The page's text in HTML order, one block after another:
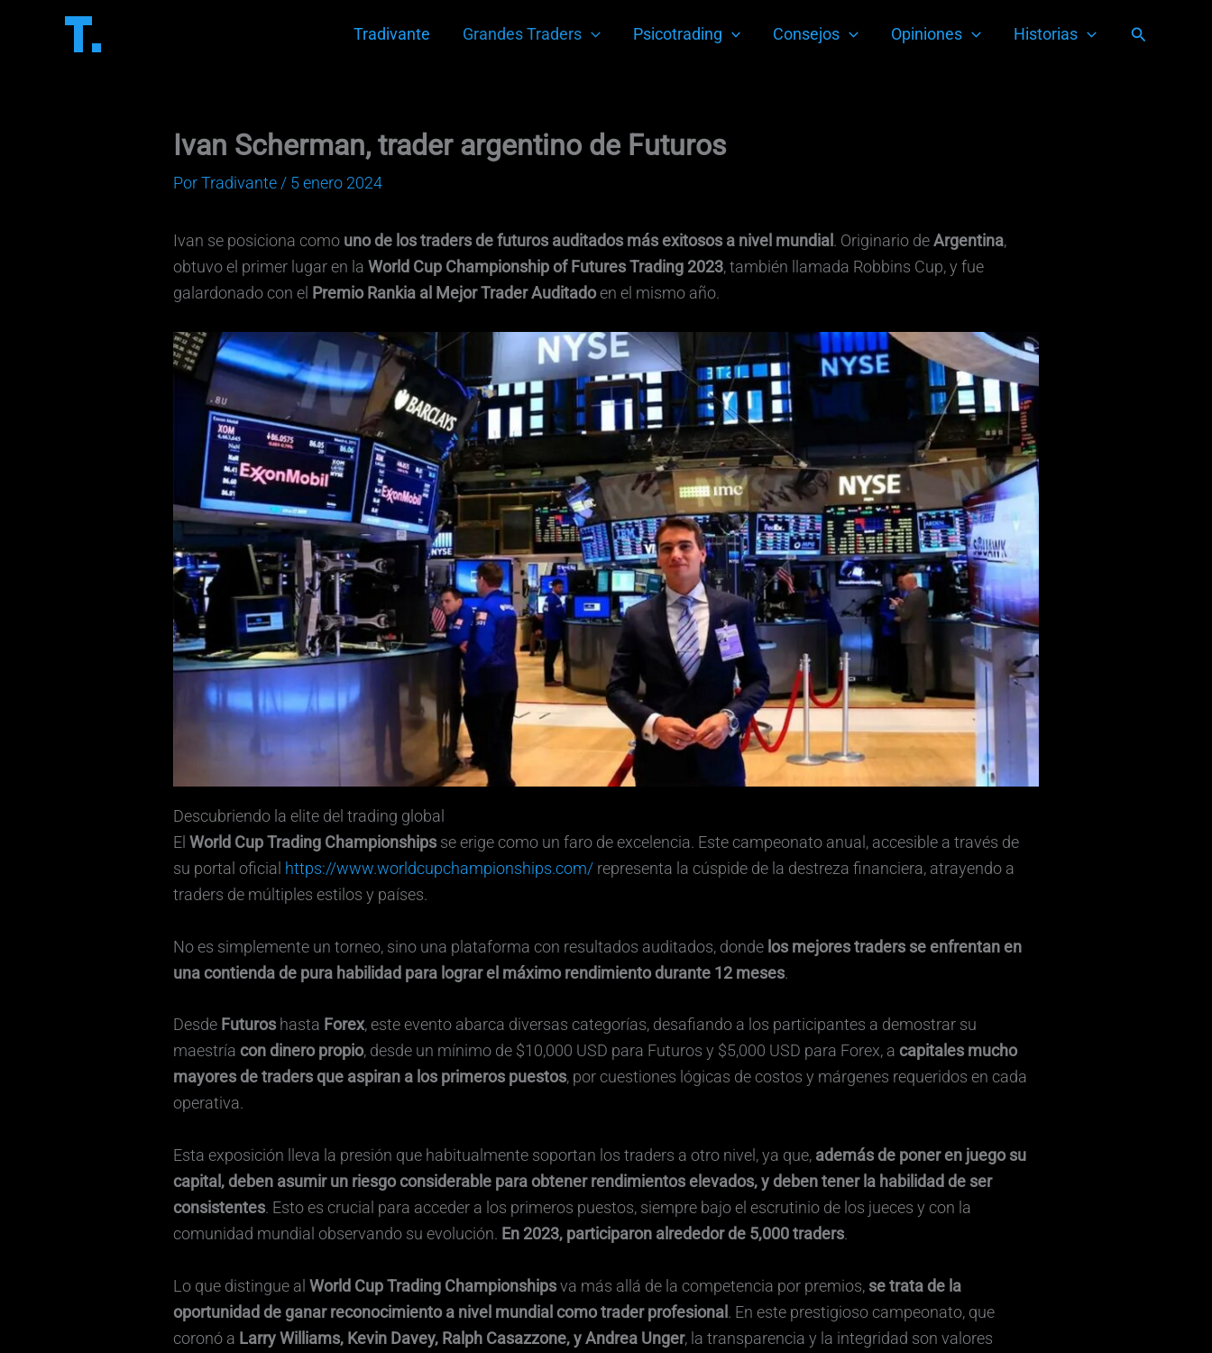
Tradivante Grandes Traders Psicotrading Consejos Opiniones Historias Buscar
Ivan Scherman, trader argentino de Futuros
PorTradivante / 5 enero 2024
Ivan se posiciona como uno de los traders de futuros auditados más exitosos a nivel mundial . Originario deArgentina,
obtuvo el primer lugar en la World Cup Championship of Futures Trading 2023, también llamada Robbins Cup, y fue
galardonado con el Premio Rankia al Mejor Trader Auditadoen el mismo año.
Descubriendo la elite del trading global
El World Cup Trading Championships se erige como un faro de excelencia. Este campeonato anual, accesible a través de
su portal oficial https://www.worldcupchampionships.com/ representa la cúspide de la destreza financiera, atrayendo a
traders de múltiples estilos y países.
No es simplemente un torneo, sino una plataforma con resultados auditados, donde los mejores traders se enfrentan en
una contienda de pura habilidad para lograr el máximo rendimiento durante 12 meses.
Desde Futuros hasta Forex, este evento abarca diversas categorías, desafiando a los participantes a demostrar su
maestría con dinero propio, desde un mínimo de $10,000 USD para Futuros y $5,000 USD para Forex, a capitales mucho
mayores de traders que aspiran a los primeros puestos, por cuestiones lógicas de costos y márgenes requeridos en cada
operativa.
Esta exposición lleva la presión que habitualmente soportan los traders a otro nivel, ya que, además de poner en juego su
capital, deben asumir un riesgo considerable para obtener rendimientos elevados, y deben tener la habilidad de ser
consistentes. Esto es crucial para acceder a los primeros puestos, siempre bajo el escrutinio de los jueces y con la
comunidad mundial observando su evolución. En 2023, participaron alrededor de 5,000 traders.
Lo que distingue al World Cup Trading Championshipsva más allá de la competencia por premios, se trata de la
oportunidad de ganar reconocimiento a nivel mundial como trader profesional . En este prestigioso campeonato, que
coronó a Larry Williams, Kevin Davey, Ralph Casazzone, y Andrea Unger, la transparencia y la integridad son valores